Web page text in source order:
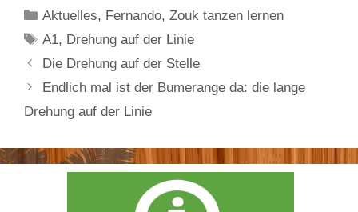
Kategorien
Aktuelles, Fernando,Zouk tanzen lernen
Schlagwörter
A1, Drehung auf der Linie
Die Drehung auf der Stelle
Endlich mal ist der Bumerange da: die lange
Drehung auf der Linie